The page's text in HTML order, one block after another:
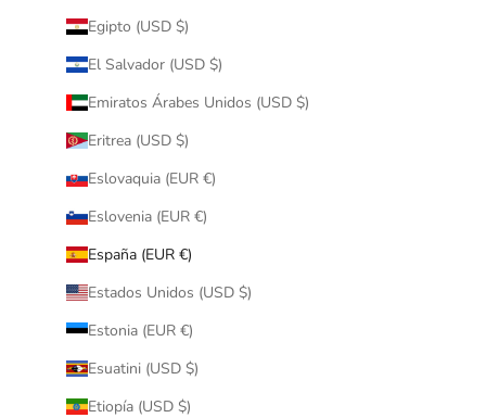
Egipto (USD $)
El Salvador (USD $)
Emiratos Árabes Unidos (USD $)
Eritrea (USD $)
Eslovaquia (EUR €)
Eslovenia (EUR €)
España (EUR €)
Estados Unidos (USD $)
Estonia (EUR €)
Esuatini (USD $)
Etiopía (USD $)